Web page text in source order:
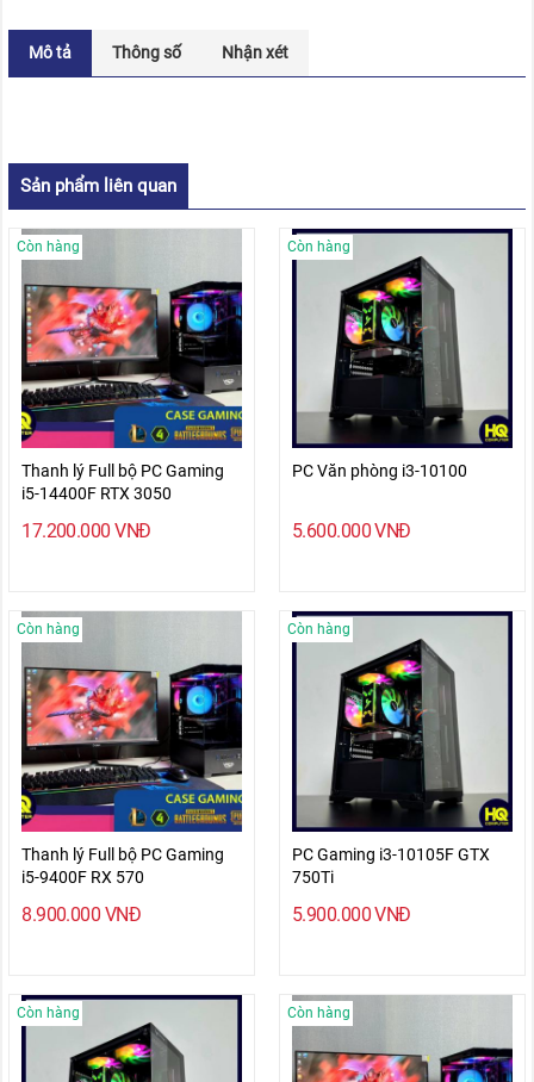
Mô tả Thông số Nhận xét
Sản phẩm liên quan
Thanh lý Full bộ PC Gaming
i5-14400F RTX 3050
Còn hàng
17.200.000 VNĐ
PC Văn phòng i3-10100
Còn hàng
5.600.000VNĐ
Thanh lý Full bộ PC Gaming
i5-9400F RX 570
Còn hàng
8.900.000 VNĐ
PC Gaming i3-10105F GTX
750Ti
Còn hàng
5.900.000VNĐ
Còn hàng Còn hàng